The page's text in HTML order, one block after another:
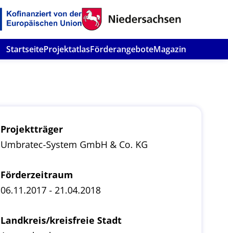
StartseiteProjektatlasFörderangeboteMagazin
Projektträger
Umbratec-System GmbH & Co. KG
Förderzeitraum
06.11.2017 - 21.04.2018
Landkreis/kreisfreie Stadt